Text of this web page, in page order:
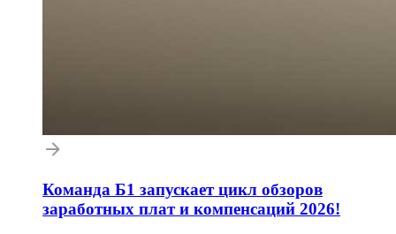
Команда Б1 запускает цикл обзоров
заработных плат и компенсаций 2026!